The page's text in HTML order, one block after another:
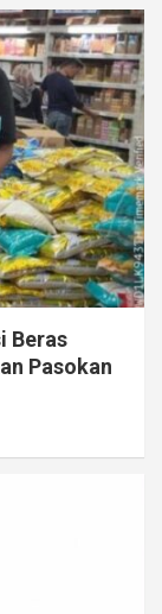
Beras
Pasokan